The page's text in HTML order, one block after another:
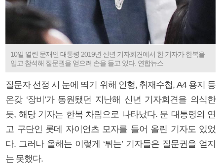
10일 열린 문재인 대통령 2019년 신년 기자회견에서 한 기자가 한복을
입고 참석해 질문권을 얻으려 손을 들고 있다. 연합뉴스
질문자 선정 시 눈에 띄기 위해 인형, 취재수첩, A4 용지 등
온갖 ‘장비’가 동원됐던 지난해 신년 기자회견을 의식한
듯, 해당 기자는 한복 차림으로 나타났다. 문 대통령의 연
고 구단인 롯데 자이언츠 모자를 들어 올린 기자도 있었
다. 그러나 올해는 이렇게 ‘튀는’ 기자들은 질문권을 얻지
는 못했다.